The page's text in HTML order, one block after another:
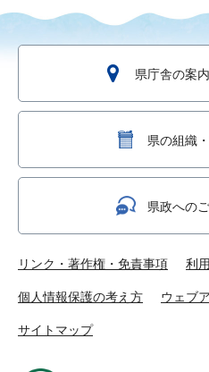
県庁舎の案
県の組織
県政への
リンク・著作権・免責事項 利
個人情報保護の考え方 ウェブ
サイトマップ